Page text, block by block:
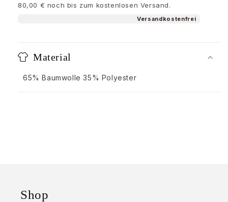
TraditionTradition
80,00 € noch bis zum kostenlosen Versand.
Versandkostenfrei
Material
65% Baumwolle 35% Polyester
Shop